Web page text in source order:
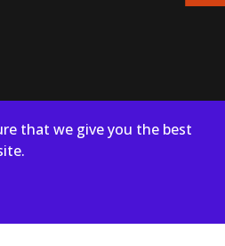
that we give you the best